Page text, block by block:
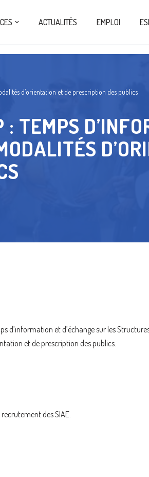
ACTUALITÉS EMPLOI
d’orientation et de prescription des publics
TEMPS
d’information et d’échange sur les
et de prescription des publics.
des SIAE.